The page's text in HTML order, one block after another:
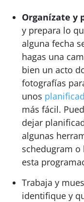
Organízate y
y prepara lo
alguna fecha
hagas una
bien un acto
fotografías
unos
más fácil.
dejar
algunas
schedugram
esta
Trabaja y
identifique y